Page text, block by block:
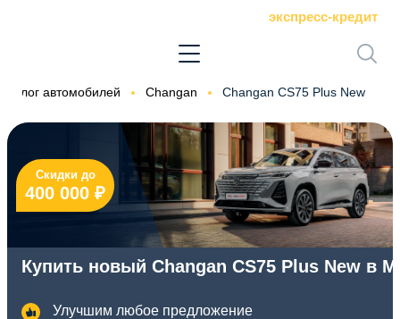
экспресс-кредит
автомобилей Changan Changan CS75 Plus New
Купить новый Changan CS75 Plus New в
Улучшим любое предложение
Скидки до
400 000 ₽